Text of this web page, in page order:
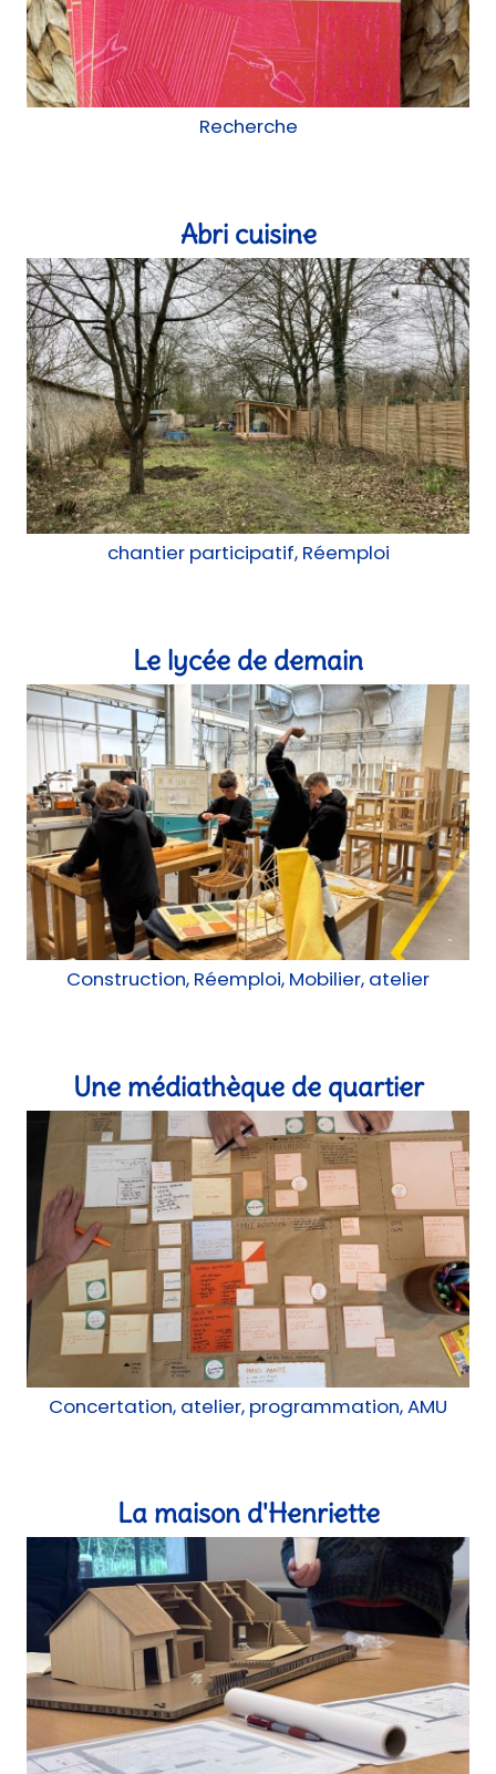
Recherche
Abri cuisine
chantier participatif, Réemploi
Le lycée de demain
Construction, Réemploi, Mobilier, atelier
Une médiathèque de quartier
Concertation, atelier, programmation, AMU
La maison d'Henriette